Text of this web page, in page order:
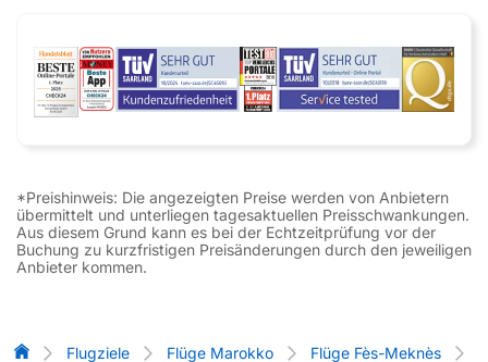
*Preishinweis: Die angezeigten Preise werden von Anbietern
übermittelt und unterliegen tagesaktuellen Preisschwankungen.
Aus diesem Grund kann es bei der Echtzeitprüfung vor der
Buchung zu kurzfristigen Preisänderungen durch den jeweiligen
Anbieter kommen.
Flug-Vergleich
Flugziele Flüge Marokko
Flüge Fès-Meknès